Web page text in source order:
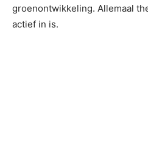
groenontwikkeling. Allemaal
actief in is.